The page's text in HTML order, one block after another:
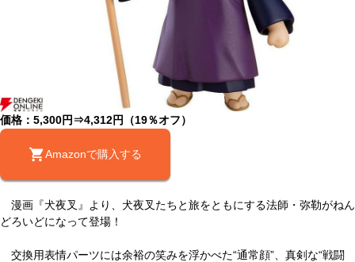
価格：5,300円⇒4,312円（19％オフ）
Amazonで購入する
漫画『犬夜叉』より、犬夜叉たちと旅をともにする法師・弥勒がねん
どろいどになって登場！
交換用表情パーツには余裕の笑みを浮かべた“通常顔”、真剣な“戦闘